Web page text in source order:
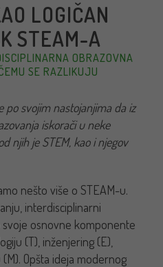
LOGIČAN
STEAM-A
OBRAZOVNA
SE RAZLIKUJU
po svojim nastojanjima da iz
iskorači u neke
njih je STEM, kao i njegov
nešto više o STEAM-u.
interdisciplinarni
osnovne komponente
(T), inženjering (E),
Opšta ideja modernog